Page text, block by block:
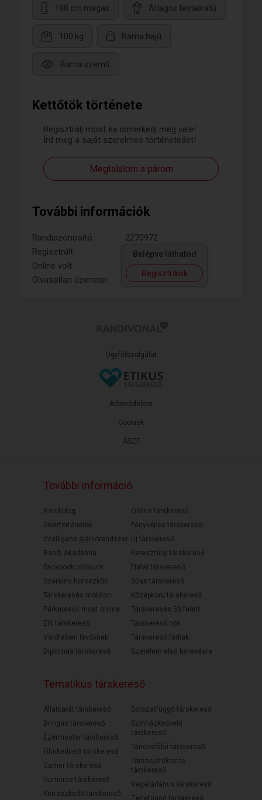
Kettőtök története
Regisztrálj most és ismerkedj meg vele!
Írd meg a saját szerelmes történetedet!
Megtalálom a párom
További információk
Randiazonosító:
2270972
Regisztrált:
Online volt:
Olvasatlan üzenetei:
Belépve láthatod
Regisztrálok
188 cm magas Átlagos testalkatú
100 kg Barna hajú
Barna szemű
Ügyfélszolgálat
ÁSZF
Adatvédelem
Cookiek
További információ
Randiblog
Sikertörténetek
Intelligens ajánlórendszer
Randi Akadémia
Facebook oldalunk
Szerelmi horoszkóp
Társkeresés mobilon
Párkeresők most online
Elit társkereső
Válófélben lévőknek
Diplomás társkereső
Online társkereső
Fényképes társkereső
Új társkereső
Keresztény társkereső
Fiatal társkereső
30as társkereső
Középkorú társkereső
Társkeresés 50 felett
Társkereső nők
Társkereső férfiak
Szerelem első keresésre
Tematikus társkereső
Állatbarát társkereső
Bringás társkereső
Ezermester társkereső
Filmkedvelő társkereső
Gamer társkereső
Humoros társkereső
Kertészkedő társkereső
Sorozatfüggő társkereső
Színházkedvelő
társkereső
Táncoslábú társkereső
Társasjátékozós
társkereső
Vegetáriánus társkereső
Zenefüggő társkereső